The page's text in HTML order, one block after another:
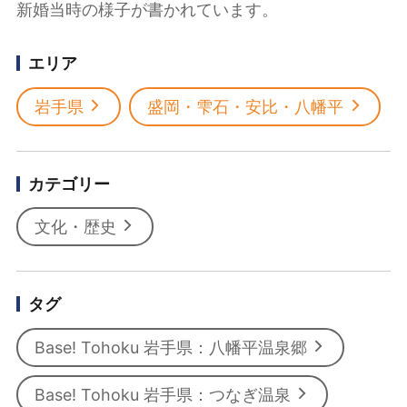
新婚当時の様子が書かれています。
エリア
岩手県 盛岡・雫石・安比・八幡平
カテゴリー
文化・歴史
タグ
Base! Tohoku 岩手県：八幡平温泉郷
Base! Tohoku 岩手県：つなぎ温泉